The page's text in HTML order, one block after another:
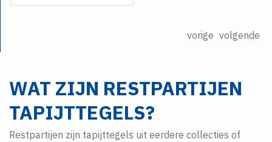
vorige volgende
WAT ZIJN RESTPARTIJEN
TAPIJTTEGELS?
Restpartijen zijn tapijttegels uit eerdere collecties of